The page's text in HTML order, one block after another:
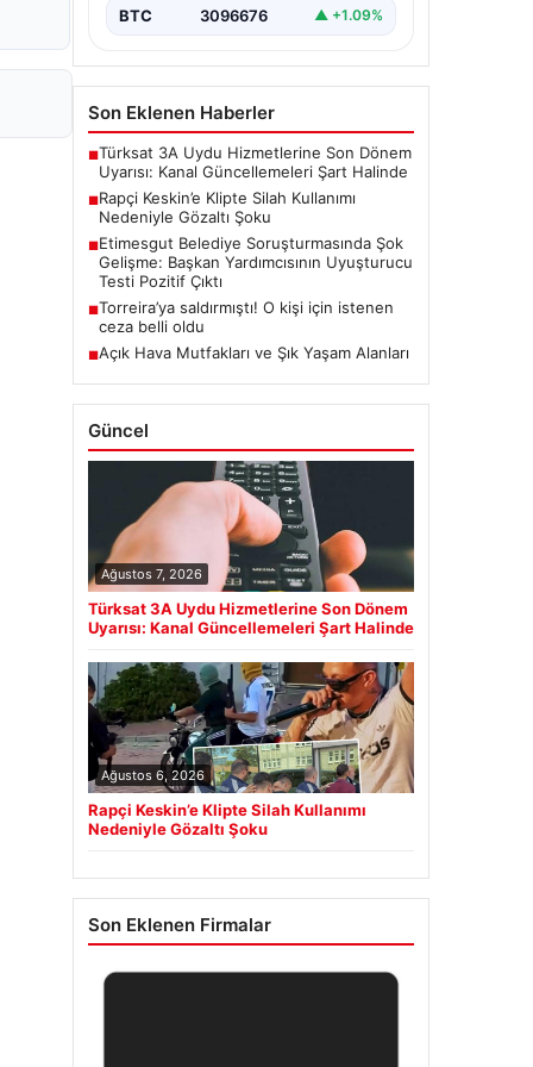
BTC 3096676 ▲ +1.09%
Son Eklenen Haberler
■Türksat 3A Uydu Hizmetlerine Son Dönem
Uyarısı: Kanal Güncellemeleri Şart Halinde
■Rapçi Keskin’e Klipte Silah Kullanımı
Nedeniyle Gözaltı Şoku
■Etimesgut Belediye Soruşturmasında Şok
Gelişme: Başkan Yardımcısının Uyuşturucu
Testi Pozitif Çıktı
■Torreira’ya saldırmıştı! O kişi için istenen
ceza belli oldu
■Açık Hava Mutfakları ve Şık Yaşam Alanları
Güncel
Ağustos 7, 2026
Türksat 3A Uydu Hizmetlerine Son Dönem
Uyarısı: Kanal Güncellemeleri Şart Halinde
Ağustos 6, 2026
Rapçi Keskin’e Klipte Silah Kullanımı
Nedeniyle Gözaltı Şoku
Son Eklenen Firmalar